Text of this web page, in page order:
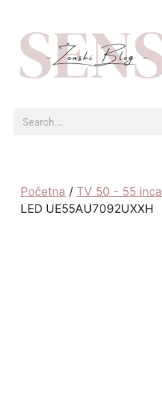
Početna / TV 50 - 55 inca
LED UE55AU7092UXXH